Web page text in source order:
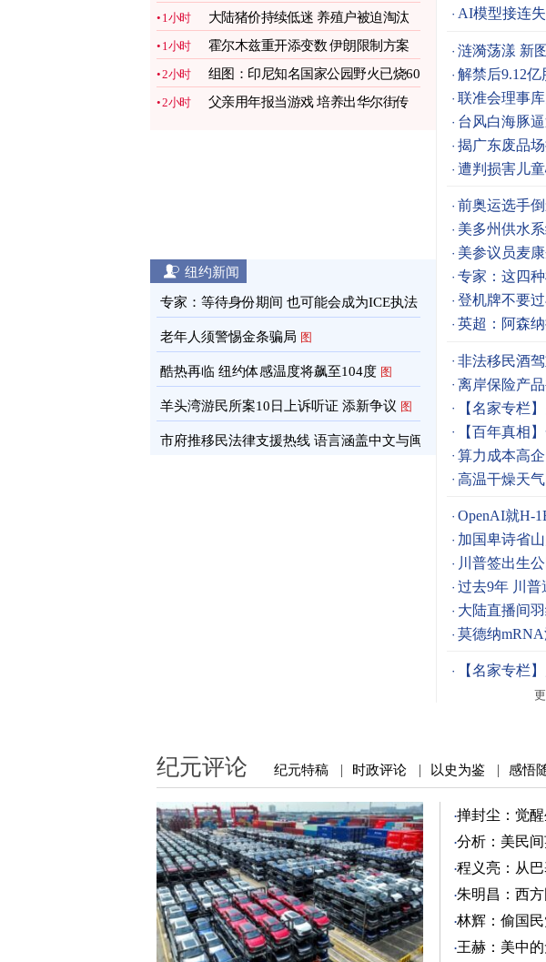
图
1小时
大陆猪价持续低迷 养殖户被迫淘汰
母猪自救 图
1小时
霍尔木兹重开添变数 伊朗限制方案
推升油价 图
2小时
组图：印尼知名国家公园野火已烧60
公顷土地 图
2小时
父亲用年报当游戏 培养出华尔街传
纽约新闻
专家：等待身份期间 也可能会成为ICE执法
目标 图
老年人须警惕金条骗局 图
酷热再临 纽约体感温度将飙至104度 图
羊头湾游民所案10日上诉听证 添新争议 图
市府推移民法律支援热线 语言涵盖中文与闽
AI模型接连
涟漪荡漾 新
解禁后9.12亿
联准会理事
台风白海豚
揭广东废品
遭判损害儿
前奥运选手
美多州供水
美参议员麦
专家：这四
登机牌不要
英超：阿森
非法移民酒
离岸保险产
【名家专栏
【百年真相
算力成本高
高温干燥天
OpenAI就H-
加国卑诗省
图川普签出生
过去9年 川普
大陆直播间
莫德纳
【名家专栏
纪元评论 纪元特稿 | 时政评论 | 以史为鉴 | 感悟
掸封尘：觉
钟 图
分析：美民
别 图
程义亮：从
两年
朱明昌：西
策？
图
林辉：偷国
有刘志丹 图
王赫：美中